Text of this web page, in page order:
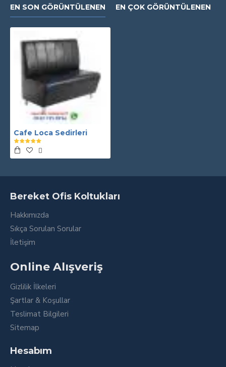
EN SON GÖRÜNTÜLENEN EN ÇOK GÖRÜNTÜLENEN
Cafe Loca Sedirleri
Bereket Ofis Koltukları
Hakkımızda
Sıkça Sorulan Sorular
İletişim
Online Alışveriş
Gizlilik İlkeleri
Şartlar & Koşullar
Teslimat Bilgileri
Sitemap
Hesabım